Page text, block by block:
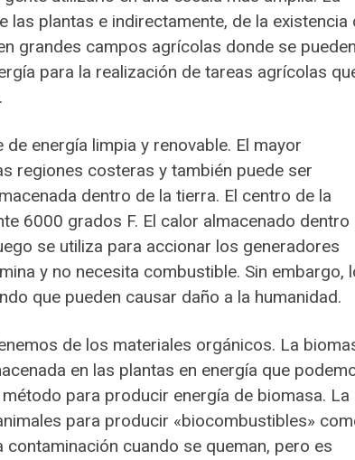
plantas e indirectamente, de la existencia
grandes campos agrícolas donde se pueden
para la realización de tareas agrícolas
energía limpia y renovable. El mayor
regiones costeras y también puede ser
dentro de la tierra. El centro de la
6000 grados F. El calor almacenado dentro
se utiliza para accionar los generadores
y no necesita combustible. Sin embargo,
que pueden causar daño a la humanidad.
de los materiales orgánicos. La
en las plantas en energía que
para producir energía de biomasa. La
para producir «biocombustibles»
cuando se queman, pero es